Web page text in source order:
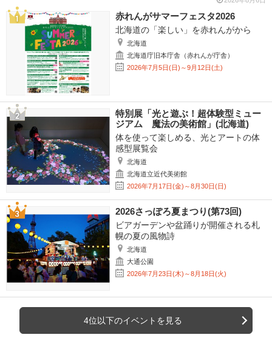
赤れんがサマーフェスタ2026
北海道の「楽しい」を赤れんがから
北海道
北海道庁旧本庁舎（赤れんが庁舎）
2026年7月5日(日)～9月12日(土)
特別展「光と遊ぶ！超体験型ミュー
ジアム 魔法の美術館」(北海道)
体を使って楽しめる、光とアートの体
感型展覧会
北海道
北海道立近代美術館
2026年7月17日(金)～8月30日(日)
2026さっぽろ夏まつり(第73回)
ビアガーデンや盆踊りが開催される札
幌の夏の風物詩
北海道
大通公園
2026年7月23日(木)～8月18日(火)
4位以下のイベントを見る